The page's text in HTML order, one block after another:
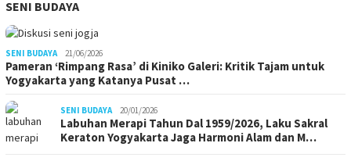
SENI BUDAYA
SENI BUDAYA 21/06/2026
Pameran ‘Rimpang Rasa’ di Kiniko Galeri: Kritik Tajam untuk
Yogyakarta yang Katanya Pusat …
SENI BUDAYA 20/01/2026
Labuhan Merapi Tahun Dal 1959/2026, Laku Sakral
Keraton Yogyakarta Jaga Harmoni Alam dan M…